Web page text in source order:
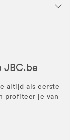
JBC.be
altijd als eerste
profiteer je van